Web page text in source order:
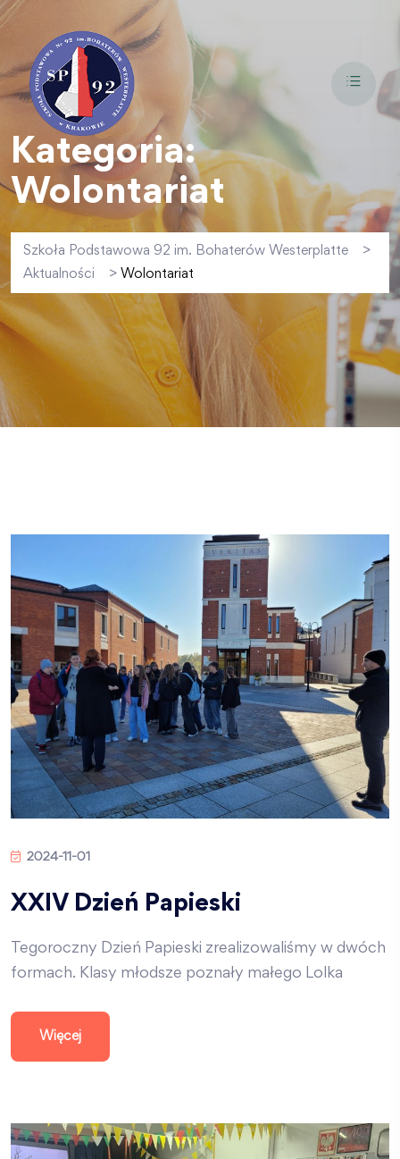
Kategoria:
Wolontariat
Szkoła Podstawowa 92 im. Bohaterów Westerplatte
>
Aktualności
> Wolontariat
2024-11-01
XXIV Dzień Papieski
Tegoroczny Dzień Papieski zrealizowaliśmy w dwóch
formach. Klasy młodsze poznały małego Lolka
Więcej